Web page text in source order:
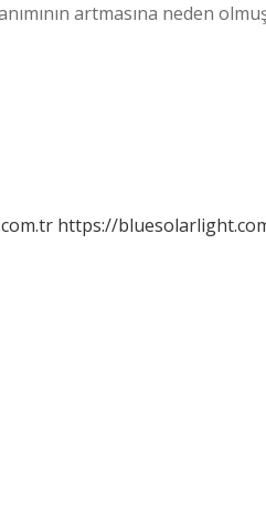
artmasına neden
https://